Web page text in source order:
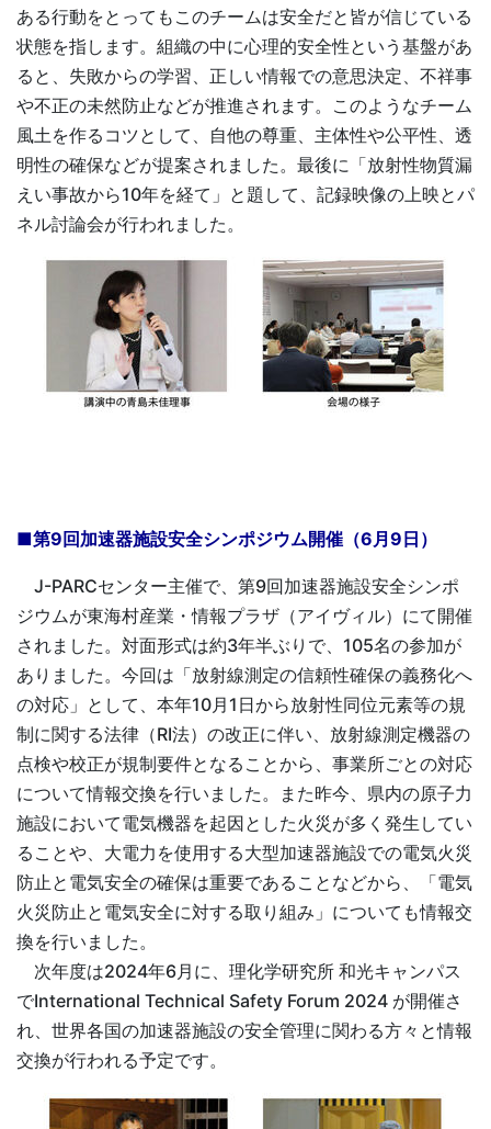
ある行動をとってもこのチームは安全だと皆が信じている
状態を指します。組織の中に心理的安全性という基盤があ
ると、失敗からの学習、正しい情報での意思決定、不祥事
や不正の未然防止などが推進されます。このようなチーム
風土を作るコツとして、自他の尊重、主体性や公平性、透
明性の確保などが提案されました。最後に「放射性物質漏
えい事故から10年を経て」と題して、記録映像の上映とパ
ネル討論会が行われました。
■第9回加速器施設安全シンポジウム開催（6月9日）
J-PARCセンター主催で、第9回加速器施設安全シンポ
ジウムが東海村産業・情報プラザ（アイヴィル）にて開催
されました。対面形式は約3年半ぶりで、105名の参加が
ありました。今回は「放射線測定の信頼性確保の義務化へ
の対応」として、本年10月1日から放射性同位元素等の規
制に関する法律（RI法）の改正に伴い、放射線測定機器の
点検や校正が規制要件となることから、事業所ごとの対応
について情報交換を行いました。また昨今、県内の原子力
施設において電気機器を起因とした火災が多く発生してい
ることや、大電力を使用する大型加速器施設での電気火災
防止と電気安全の確保は重要であることなどから、「電気
火災防止と電気安全に対する取り組み」についても情報交
換を行いました。
次年度は2024年6月に、理化学研究所 和光キャンパス
でInternational Technical Safety Forum 2024 が開催さ
れ、世界各国の加速器施設の安全管理に関わる方々と情報
交換が行われる予定です。